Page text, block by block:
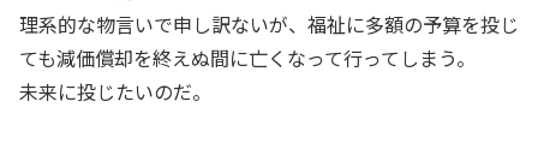
理系的な物言いで申し訳ないが、福祉に多額の予算を投じ
ても減価償却を終えぬ間に亡くなって行ってしまう。
未来に投じたいのだ。